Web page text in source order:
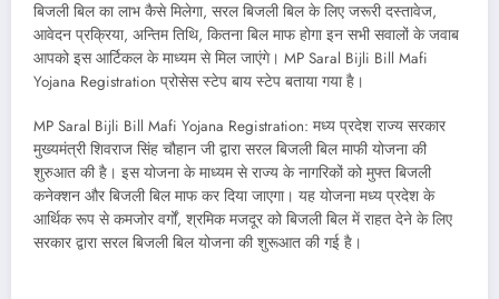
बिजली बिल का लाभ कैसे मिलेगा, सरल बिजली बिल के लिए जरूरी दस्तावेज,
आवेदन प्रक्रिया, अन्तिम तिथि, कितना बिल माफ होगा इन सभी सवालों के जवाब
आपको इस आर्टिकल के माध्यम से मिल जाएंगे। MP Saral Bijli Bill Mafi
Yojana Registration प्रोसेस स्टेप बाय स्टेप बताया गया है।
MP Saral Bijli Bill Mafi Yojana Registration: मध्य प्रदेश राज्य सरकार
मुख्यमंत्री शिवराज सिंह चौहान जी द्वारा सरल बिजली बिल माफी योजना की
शुरुआत की है। इस योजना के माध्यम से राज्य के नागरिकों को मुफ्त बिजली
कनेक्शन और बिजली बिल माफ कर दिया जाएगा। यह योजना मध्य प्रदेश के
आर्थिक रूप से कमजोर वर्गों, श्रमिक मजदूर को बिजली बिल में राहत देने के लिए
सरकार द्वारा सरल बिजली बिल योजना की शुरूआत की गई है।